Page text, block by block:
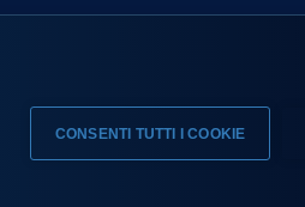
CONSENTI TUTTI I COOKIE